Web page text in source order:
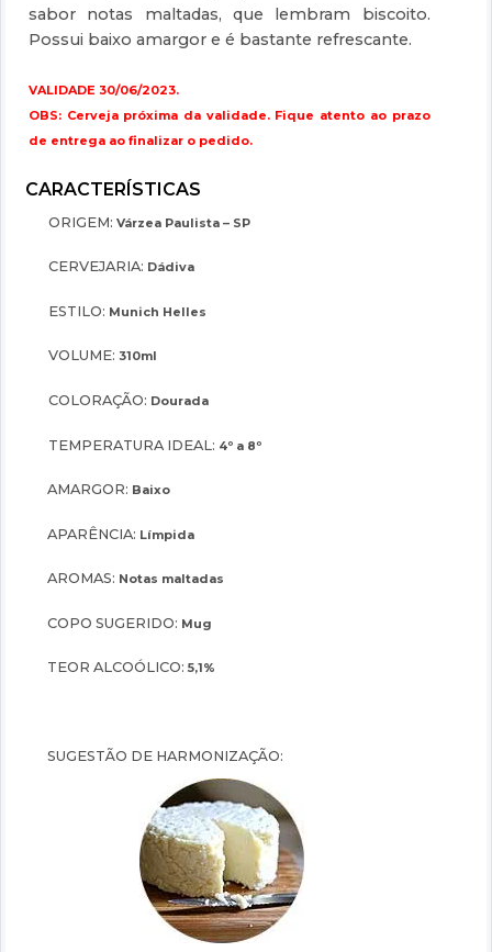
sabor notas maltadas, que lembram biscoito.
Possui baixo amargor e é bastante refrescante.
VALIDADE 30/06/2023.
OBS: Cerveja próxima da validade. Fique atento ao prazo
de entrega ao finalizar o pedido.
ORIGEM: Várzea Paulista – SP
CERVEJARIA: Dádiva
ESTILO: Munich Helles
VOLUME: 310ml
COLORAÇÃO: Dourada
TEMPERATURA IDEAL: 4º a 8º
AMARGOR: Baixo
APARÊNCIA: Límpida
AROMAS: Notas maltadas
COPO SUGERIDO: Mug
TEOR ALCOÓLICO:5,1%
SUGESTÃO DE HARMONIZAÇÃO: